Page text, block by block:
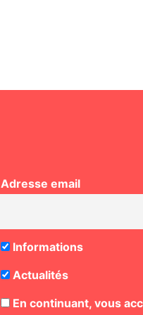
Adresse email
Informations
Actualités
En continuant, vous